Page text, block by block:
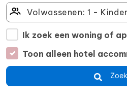
Ik zoek een woning of
Toon alleen hotel